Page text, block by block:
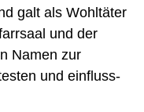
galt als Wohltäter
und der
Namen zur
und einfluss-